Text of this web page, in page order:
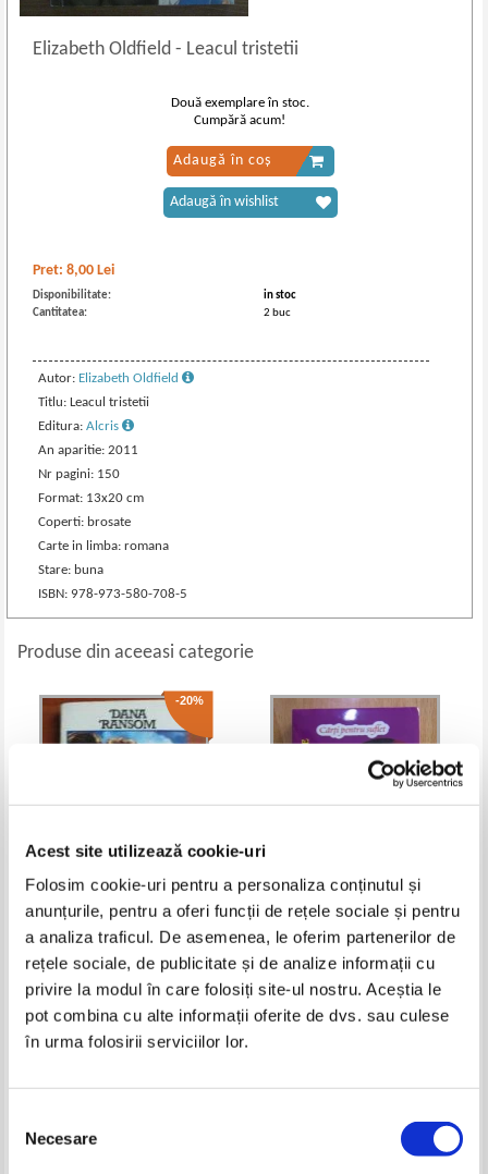
Acest site utilizează cookie-uri
Folosim cookie-uri pentru a personaliza conținutul și
anunțurile, pentru a oferi funcții de rețele sociale și pentru
a analiza traficul. De asemenea, le oferim partenerilor de
rețele sociale, de publicitate și de analize informații cu
privire la modul în care folosiți site-ul nostru. Aceștia le
pot combina cu alte informații oferite de dvs. sau culese
în urma folosirii serviciilor lor.
consimțământului
Necesare
Elizabeth Oldfield- Leacul tristetii
Pret:8,00 Lei
Disponibilitate:
in stoc
Cantitatea:
2 buc
Autor: Elizabeth Oldfield
Titlu: Leacul tristetii
Editura:Alcris
An aparitie: 2011
Nr pagini: 150
Format: 13x20 cm
Coperti: brosate
Carte in limba: romana
Stare: buna
ISBN: 978-973-580-708-5
Două exemplare în stoc.
Cumpără acum!
Adaugă în coș
Adaugă în wishlist
Produse din aceeasi categorie
-20%
Dana Ransom - A ta pe viata
10,00Lei 8,00
Adaugă în coș
Arlette Geneve - Farmec si
seductie
Adaugă în coș